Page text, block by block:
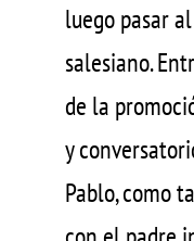
luego pasar
salesiano.
de la
y
Pablo, como